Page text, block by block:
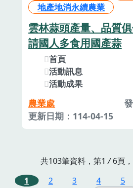
地產地消永續農業
雲林蒜頭產量、品質俱佳 縣府、
請國人多食用國產蒜
首頁
活動訊息
活動成果
農業處
更新日期：114-04-15
共103筆資料，第1 /6頁
1
2 3 4 5